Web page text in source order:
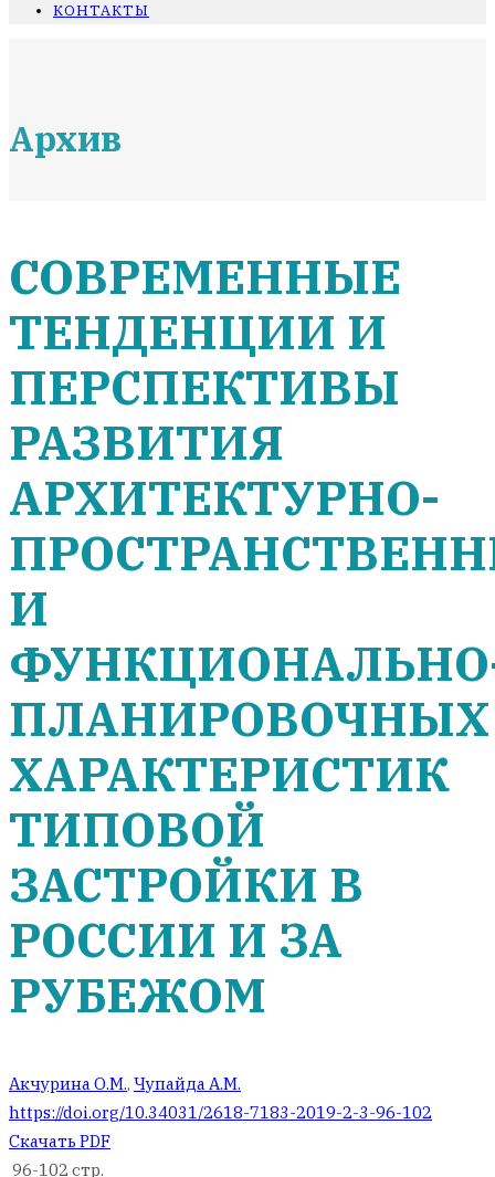
КОНТАКТЫ
Архив
СОВРЕМЕННЫЕ
ТЕНДЕНЦИИ И
ПЕРСПЕКТИВЫ
РАЗВИТИЯ
АРХИТЕКТУРНО-
И
ПЛАНИРОВОЧНЫХ
ХАРАКТЕРИСТИК
ТИПОВОЙ
ЗАСТРОЙКИ В
РОССИИ И ЗА
РУБЕЖОМ
Акчурина О.М., Чупайда А.М.
https://doi.org/10.34031/2618-7183-2019-2-3-96-102
Скачать PDF
96-102 стр.